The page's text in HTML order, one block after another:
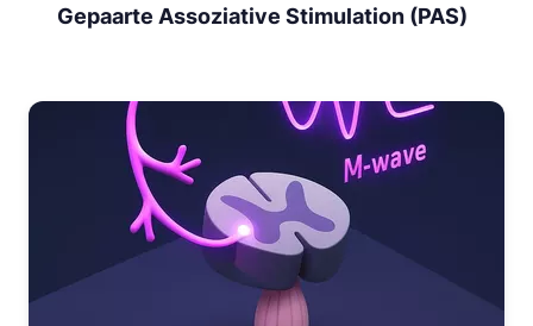
Gepaarte Assoziative Stimulation (PAS)